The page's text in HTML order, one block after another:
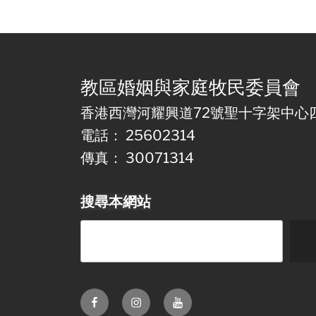
教區婚姻與家庭牧民委員會
香港西灣河耀興道72號聖十字架中心
電話： 25602314
傳真： 30071314
搜尋本網站
FacebookInstagramYoutube